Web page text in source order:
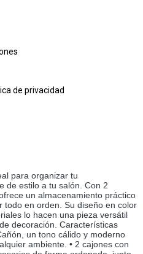
de privacidad
para organizar tu
de estilo a tu salón. Con 2
un almacenamiento práctico
todo en orden. Su diseño en color
lo hacen una pieza versátil
decoración. Características
un tono cálido y moderno
ambiente. • 2 cajones con